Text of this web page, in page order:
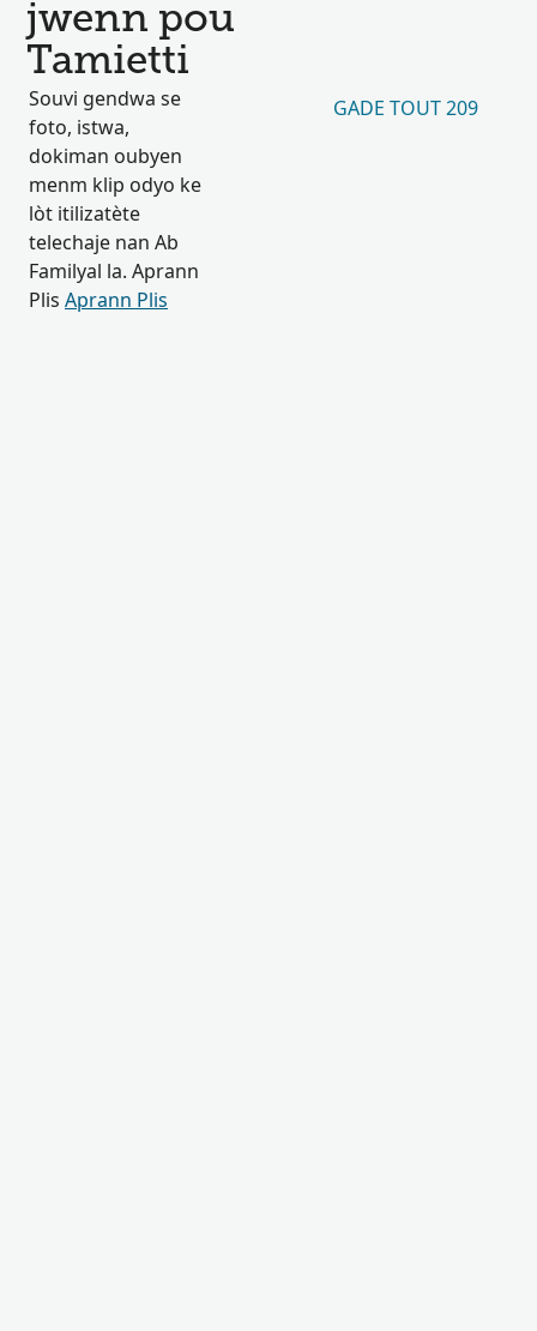
jwenn pou
Tamietti
Souvi gendwa se
foto, istwa,
dokiman oubyen
menm klip odyo ke
lòt itilizatète
telechaje nan Ab
Familyal la. Aprann
Plis Aprann Plis
GADE TOUT 209